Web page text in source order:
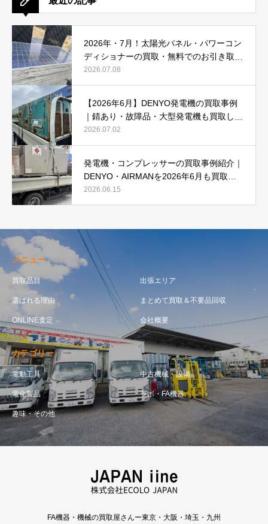
2026年・7月！太陽光パネル・パワーコン
ディショナーの買取・無料でのお引き取り
強化中です(^^♪
2026.07.08
【2026年6月】DENYO発電機の買取事例
｜錆あり・故障品・大型発電機も買取しま
した
2026.07.02
発電機・コンプレッサーの買取事例紹介｜
DENYO・AIRMANを2026年6月も買取強
化中
2026.06.15
メニュー
買取品目 出張エリア
選ばれる理由 まとめて買取＆不要品回収
ONLINE査定 会社概要
カテゴリー
電動工具 中古機械・設備
電化製品 ラボ・FA機器
趣味・その他
FA機器・機械の買取屋さんー東京・大阪・埼玉・九州